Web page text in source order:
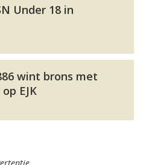
Under 18 in
wint brons met
EJK